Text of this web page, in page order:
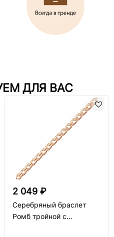
ДЛЯ ВАС
2 049 ₽
Серебряный браслет
Ромб тройной с